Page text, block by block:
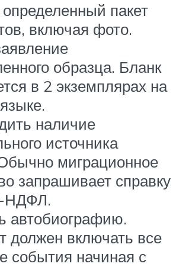
пакет
включая фото.
образца. Бланк
в 2 экземплярах на
наличие
источника
миграционное
запрашивает справку
НДФЛ.
автобиографию.
должен включать все
события начиная с